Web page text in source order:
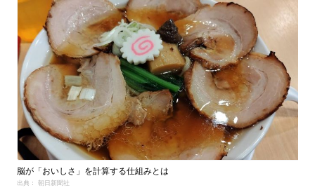
脳が「おいしさ」を計算する仕組みとは
出典： 朝日新聞社